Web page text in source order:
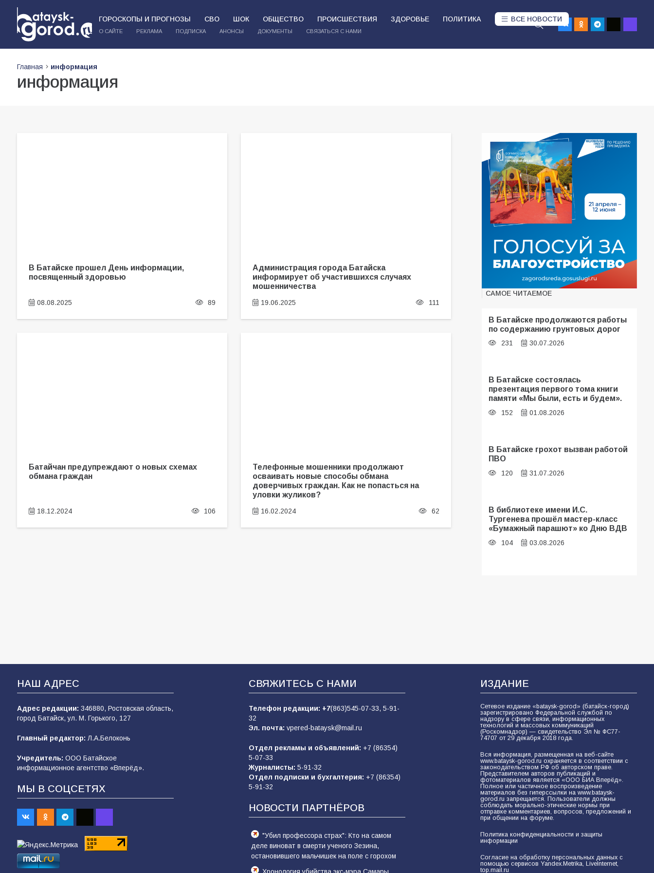
ГОРОСКОПЫ И ПРОГНОЗЫ СВО ШОК ОБЩЕСТВО ПРОИСШЕСТВИЯ ЗДОРОВЬЕ ПОЛИТИКА ВСЕ НОВОСТИ
О САЙТЕ РЕКЛАМА ПОДПИСКА АНОНСЫ ДОКУМЕНТЫ СВЯЗАТЬСЯ С НАМИ
Главная информация
информация
В Батайске прошел День информации,
посвященный здоровью
08.08.2025 89
Администрация города Батайска
информирует об участившихся случаях
мошенничества
19.06.2025 111
Батайчан предупреждают о новых схемах
обмана граждан
18.12.2024 106
Телефонные мошенники продолжают
осваивать новые способы обмана
доверчивых граждан. Как не попасться на
уловки жуликов?
16.02.2024 62
САМОЕ ЧИТАЕМОЕ
В Батайске продолжаются работы
по содержанию грунтовых дорог
231 30.07.2026
В Батайске состоялась
презентация первого тома книги
памяти «Мы были, есть и будем».
152 01.08.2026
В Батайске грохот вызван работой
ПВО
120 31.07.2026
В библиотеке имени И.С.
Тургенева прошёл мастер-класс
«Бумажный парашют» ко Дню ВДВ
104 03.08.2026
93 04.08.2026
самом деле происходит в армии
России в августе 2026 года
93 03.08.2026
«Пургу нести — не поля
переходить»: почему заявления о
мобилизации — это
пропагандистский вброс
83 01.08.2026
Батайские школьники стали
кластера
НАШ АДРЕС
Адрес редакции: 346880, Ростовская область,
город Батайск, ул. М. Горького, 127
Главный редактор: Л.А.Белоконь
Учредитель: ООО Батайское
информационное агентство «Вперёд».
МЫ В СОЦСЕТЯХ
СВЯЖИТЕСЬ С НАМИ
Телефон редакции: +7(863)545-07-33, 5-91-
32
Эл. почта: vpered-bataysk@mail.ru
Отдел рекламы и объявлений: +7 (86354)
5-07-33
Журналисты: 5-91-32
Отдел подписки и бухгалтерия: +7 (86354)
5-91-32
НОВОСТИ ПАРТНЁРОВ
"Убил профессора страх": Кто на самом
деле виноват в смерти ученого Зезина,
остановившего мальчишек на поле с горохом
ИЗДАНИЕ
Сетевое издание «bataysk-gorod» (батайск-город)
зарегистрировано Федеральной службой по
надзору в сфере связи, информационных
технологий и массовых коммуникаций
(Роскомнадзор) — свидетельство Эл № ФС77-
74707 от 29 декабря 2018 года.
Вся информация, размещенная на веб-сайте
www.bataysk-gorod.ru охраняется в соответствии с
законодательством РФ об авторском праве.
Представителем авторов публикаций и
фотоматериалов является «ООО БИА Вперёд».
Полное или частичное воспроизведение
материалов без гиперссылки на www.bataysk-
gorod.ru запрещается. Пользователи должны
соблюдать морально-этические нормы при
отправке комментариев, вопросов, предложений и
при общении на форуме.
Политика конфиденциальности и защиты
информации
Согласие на обработку персональных данных с
помощью сервисов Yandex.Metrika, LiveInternet,
top.mail.ru